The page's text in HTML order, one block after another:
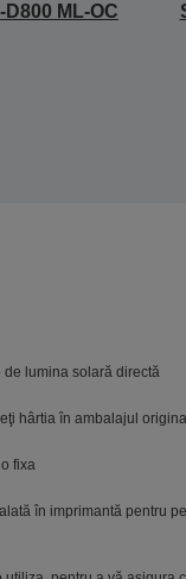
ML-OC
lumina solară directă
hârtia în ambalajul
fixa
în imprimantă pentru